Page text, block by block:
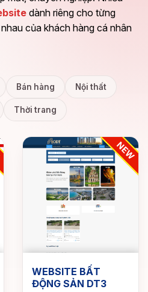
dành riêng cho từng
của khách hàng cá nhân
Bán hàng Nội thất
Thời trang
WEBSITE ĐIỆN MÁY
ĐM02